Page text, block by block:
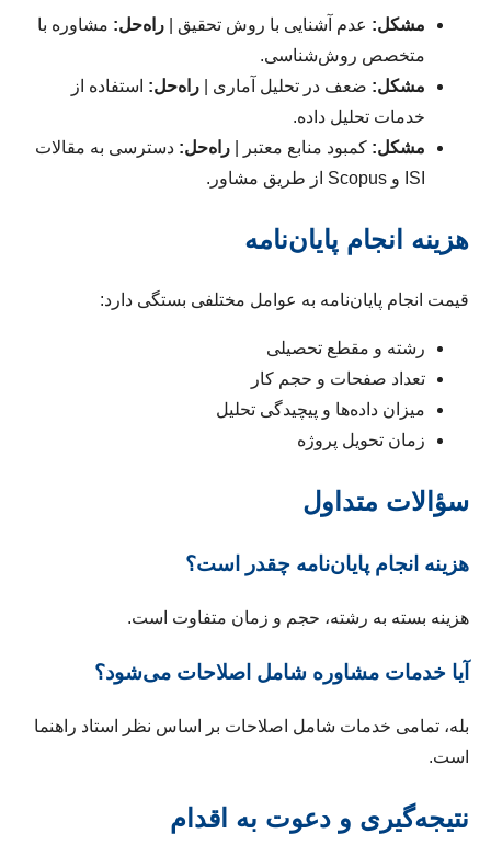
مشکل: عدم آشنایی با روش تحقیق | راه‌حل: مشاوره با
متخصص روش‌شناسی.
مشکل: ضعف در تحلیل آماری | راه‌حل: استفاده از
خدمات تحلیل داده.
مشکل: کمبود منابع معتبر | راه‌حل: دسترسی به مقالات
ISI و Scopus از طریق مشاور.
هزینه انجام پایان‌نامه
قیمت انجام پایان‌نامه به عوامل مختلفی بستگی دارد:
رشته و مقطع تحصیلی
تعداد صفحات و حجم کار
میزان داده‌ها و پیچیدگی تحلیل
زمان تحویل پروژه
سؤالات متداول
هزینه انجام پایان‌نامه چقدر است؟
هزینه بسته به رشته، حجم و زمان متفاوت است.
آیا خدمات مشاوره شامل اصلاحات می‌شود؟
بله، تمامی خدمات شامل اصلاحات بر اساس نظر استاد راهنما
است.
نتیجه‌گیری و دعوت به اقدام